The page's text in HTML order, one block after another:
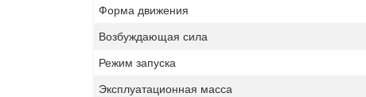
Форма движения
Возбуждающая сила
Режим запуска
Эксплуатационная масса